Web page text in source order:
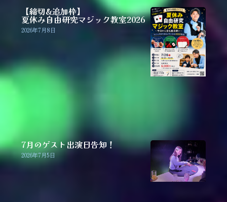
【締切&追加枠】
夏休み自由研究マジック教室2026
2026年7月8日
7月のゲスト出演日告知！
2026年7月5日